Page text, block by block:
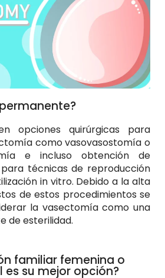
opciones quirúrgicas para
como vasovasostomía o
e incluso obtención de
técnicas de reproducción
in vitro. Debido a la alta
de estos procedimientos se
la vasectomía como una
de esterilidad.
familiar femenina o
su mejor opción?